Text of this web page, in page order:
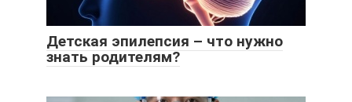
Детская эпилепсия – что нужно
знать родителям?